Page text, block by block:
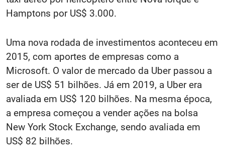
Hamptons por US$ 3.000.
Uma nova rodada de investimentos aconteceu em
2015, com aportes de empresas como a
Microsoft. O valor de mercado da Uber passou a
ser de US$ 51 bilhões. Já em 2019, a Uber era
avaliada em US$ 120 bilhões. Na mesma época,
a empresa começou a vender ações na bolsa
New York Stock Exchange, sendo avaliada em
US$ 82 bilhões.